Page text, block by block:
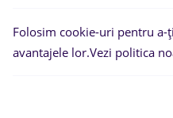
Filtre
Folosim cookie-uri pentru
avantajele lor.Vezi politica